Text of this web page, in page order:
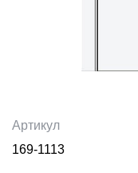
Артикул
169-1113